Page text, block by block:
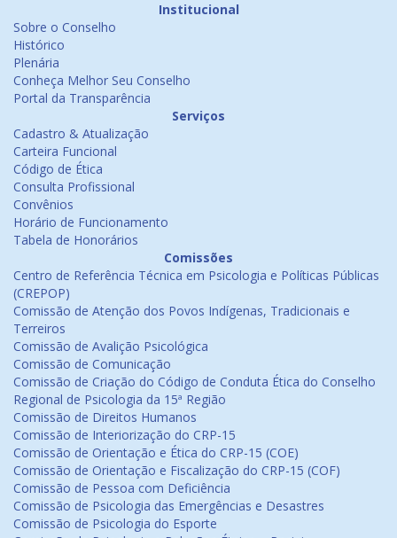
Institucional
Sobre o Conselho
Histórico
Plenária
Conheça Melhor Seu Conselho
Portal da Transparência
Serviços
Cadastro & Atualização
Carteira Funcional
Código de Ética
Consulta Profissional
Convênios
Horário de Funcionamento
Tabela de Honorários
Comissões
Centro de Referência Técnica em Psicologia e Políticas Públicas
(CREPOP)
Comissão de Atenção dos Povos Indígenas, Tradicionais e
Terreiros
Comissão de Avalição Psicológica
Comissão de Comunicação
Comissão de Criação do Código de Conduta Ética do Conselho
Regional de Psicologia da 15ª Região
Comissão de Direitos Humanos
Comissão de Interiorização do CRP-15
Comissão de Orientação e Ética do CRP-15 (COE)
Comissão de Orientação e Fiscalização do CRP-15 (COF)
Comissão de Pessoa com Deficiência
Comissão de Psicologia das Emergências e Desastres
Comissão de Psicologia do Esporte